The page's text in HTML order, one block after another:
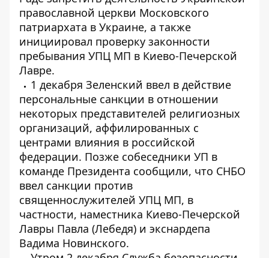
православной церкви Московского
патриархата в Украине, а также
инициировал проверку законности
пребывания УПЦ МП в Киево-Печерской
Лавре.
1 декабря Зеленский ввел в действие
персональные санкции в отношении
некоторых представителей религиозных
организаций, аффилированных с
центрами влияния в российской
федерации. Позже собеседники УП в
команде Президента сообщили, что СНБО
ввел санкции против
священнослужителей УПЦ МП, в
частности, наместника Киево-Печерской
Лавры Павла (Лебедя) и экснардепа
Вадима Новинского.